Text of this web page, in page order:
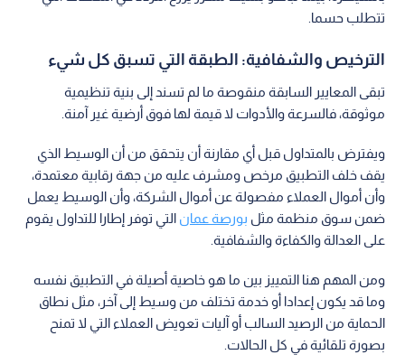
تتطلب حسما.
الترخيص والشفافية: الطبقة التي تسبق كل شيء
تبقى المعايير السابقة منقوصة ما لم تسند إلى بنية تنظيمية
موثوقة، فالسرعة والأدوات لا قيمة لها فوق أرضية غير آمنة.
ويفترض بالمتداول قبل أي مقارنة أن يتحقق من أن الوسيط الذي
يقف خلف التطبيق مرخص ومشرف عليه من جهة رقابية معتمدة،
وأن أموال العملاء مفصولة عن أموال الشركة، وأن الوسيط يعمل
ضمن سوق منظمة مثل بورصة عمان التي توفر إطارا للتداول يقوم
على العدالة والكفاءة والشفافية.
ومن المهم هنا التمييز بين ما هو خاصية أصيلة في التطبيق نفسه
وما قد يكون إعدادا أو خدمة تختلف من وسيط إلى آخر، مثل نطاق
الحماية من الرصيد السالب أو آليات تعويض العملاء التي لا تمنح
بصورة تلقائية في كل الحالات.